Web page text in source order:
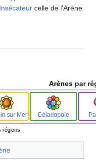
Insécateur celle de l'Arène
Arènes par
sur Mer Céladopole
régions